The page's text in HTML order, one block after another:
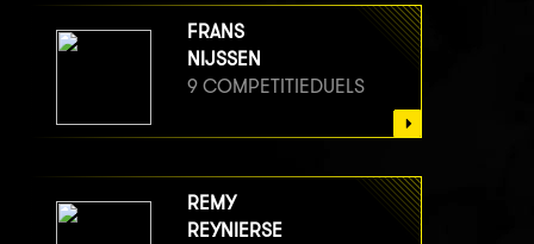
FRANS
NIJSSEN
9 COMPETITIEDUELS
REMY
REYNIERSE